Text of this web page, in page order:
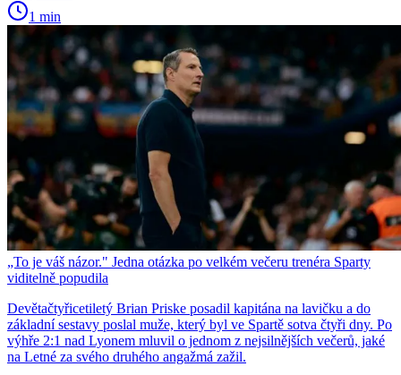
1 min
„To je váš názor." Jedna otázka po velkém večeru trenéra Sparty
viditelně popudila
Devětačtyřicetiletý Brian Priske posadil kapitána na lavičku a do
základní sestavy poslal muže, který byl ve Spartě sotva čtyři dny. Po
výhře 2:1 nad Lyonem mluvil o jednom z nejsilnějších večerů, jaké
na Letné za svého druhého angažmá zažil.